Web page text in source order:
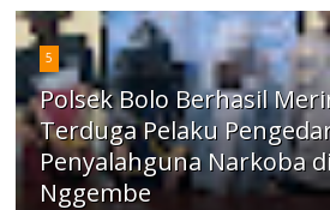
5
Polsek Bolo Berhasil
Terduga Pelaku
Penyalahguna Narkoba
Nggembe